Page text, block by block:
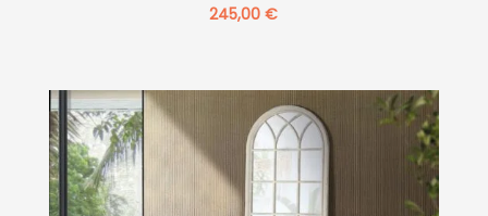
245,00€